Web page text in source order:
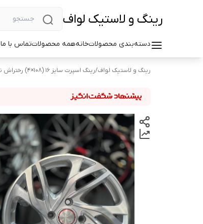
رینگ و لاستیک لواف
دسته‌بندی محصولاتخانههمه محصولاتتماس با ما
رینگ و لاستیک لواف/رینگ اسپرت سایز ۱۶ (۱۰۸×۴) رختراش نقره‌ای